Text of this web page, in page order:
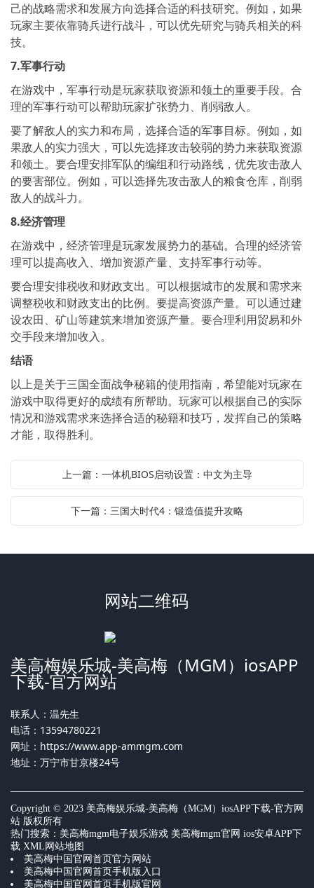
己的战略需求和发展方向选择合适的科技研究。例如，如果
玩家主要依靠骑兵进行战斗，可以优先研究与骑兵相关的科
技。
7.军事行动
在游戏中，军事行动是玩家获取资源和领土的重要手段。合
理的军事行动可以帮助玩家扩张势力、削弱敌人。
要了解敌人的实力和布局，选择合适的军事目标。例如，如
果敌人的实力强大，可以先选择攻击较弱的势力来获取资源
和领土。要合理安排军队的编组和行动路线，优先攻击敌人
的要害部位。例如，可以选择先攻击敌人的粮食仓库，削弱
敌人的战斗力。
8.经济管理
在游戏中，经济管理是玩家发展势力的基础。合理的经济管
理可以提高收入、增加资源产量、支持军事行动等。
要合理安排税收和财政支出。可以根据城市的发展和需求来
调整税收和财政支出的比例。要提高资源产量。可以通过建
设农田、矿山等建筑来增加资源产量。要合理利用贸易和外
交手段来增加收入。
结语
以上是关于三国全面战争秘籍的使用指南，希望能对玩家在
游戏中取得更好的成绩有所帮助。玩家可以根据自己的实际
情况和游戏需求来选择合适的秘籍和技巧，发挥自己的策略
才能，取得胜利。
上一篇：一体机BIOS启动设置：中文为主导
下一篇：三国大时代4：锻造值提升攻略
网站二维码
美高梅娱乐城-美高梅（MGM）iosAPP
下载-官方网站
联系人：温先生
电话：13594780221
网址： https://www.app-ammgm.com
地址：万宁市甘京楼24号
Copyright © 2023 美高梅娱乐城-美高梅（MGM）iosAPP下载-官方网
站 版权所有
热门搜索： 美高梅mgm电子娱乐游戏 美高梅mgm官网 ios安卓APP下
载 XML网站地图
美高梅中国官网首页官方网站
美高梅中国官网首页手机版入口
美高梅中国官网首页手机版官网